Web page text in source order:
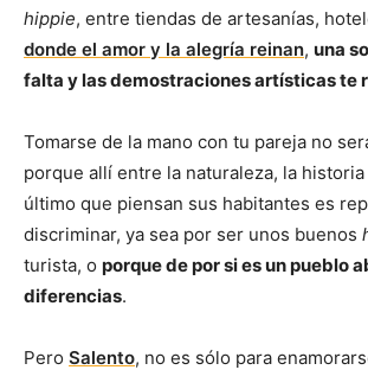
hippie, entre tiendas de artesanías,
donde el amor y la alegría reinan, una
falta y las demostraciones artísticas te
Tomarse de la mano con tu pareja no
porque allí entre la naturaleza, la
último que piensan sus habitantes es
discriminar, ya sea por ser unos buenos
turista, o porque de por si es un pueblo
diferencias.
Pero Salento, no es sólo para